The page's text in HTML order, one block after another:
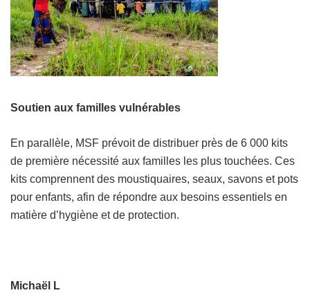
Soutien aux familles vulnérables
En parallèle, MSF prévoit de distribuer près de 6 000 kits
de première nécessité aux familles les plus touchées. Ces
kits comprennent des moustiquaires, seaux, savons et pots
pour enfants, afin de répondre aux besoins essentiels en
matière d’hygiène et de protection.
Michaël L